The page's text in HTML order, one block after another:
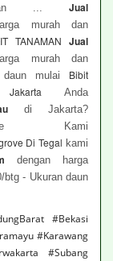
... Jual
murah dan
TANAMAN Jual
murah dan
daun mulai Bibit
Anda
di Jakarta?
Kami
Di Tegal kami
dengan harga
btg - Ukuran daun
#Bekasi
#Karawang
#Subang